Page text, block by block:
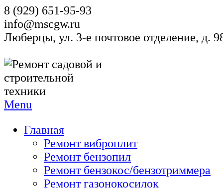
8 (929) 651-95-93
info@mscgw.ru
Люберцы, ул. 3-е почтовое отделение, д.
Menu
Главная
Ремонт виброплит
Ремонт бензопил
Ремонт бензокос/бензотриммера
Ремонт газонокосилок